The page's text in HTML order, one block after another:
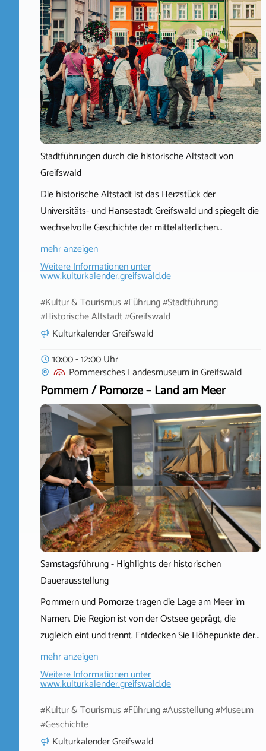
Stadtführungen durch die historische Altstadt von
Greifswald
Die historische Altstadt ist das Herzstück der
Universitäts- und Hansestadt Greifswald und spiegelt die
wechselvolle Geschichte der mittelalterlichen…
mehr anzeigen
Weitere Informationen unter
www.kulturkalender.greifswald.de
#Kultur & Tourismus #Führung #Stadtführung
#Historische Altstadt #Greifswald
Kulturkalender Greifswald
10:00 - 12:00 Uhr
Pommersches LandesmuseuminGreifswald
Pommern / Pomorze – Land am Meer
Samstagsführung - Highlights der historischen
Dauerausstellung
Pommern und Pomorze tragen die Lage am Meer im
Namen. Die Region ist von der Ostsee geprägt, die
zugleich eint und trennt. Entdecken Sie Höhepunkte der…
mehr anzeigen
Weitere Informationen unter
www.kulturkalender.greifswald.de
#Kultur & Tourismus #Führung #Ausstellung #Museum
#Geschichte
Kulturkalender Greifswald